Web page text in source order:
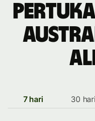
7 hari 30 hari